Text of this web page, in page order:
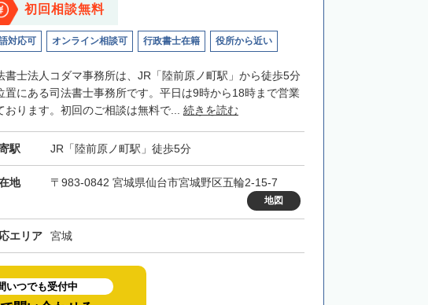
初回相談無料
対応可 オンライン相談可 行政書士在籍 役所から近い
書士法人コダマ事務所は、JR「陸前原ノ町駅」から徒歩5分
置にある司法書士事務所です。平日は9時から18時まで営業
おります。初回のご相談は無料で... 続きを読む
駅 JR「陸前原ノ町駅」徒歩5分
地 〒983-0842 宮城県仙台市宮城野区五輪2-15-7
地図
エリア 宮城
いつでも受付中